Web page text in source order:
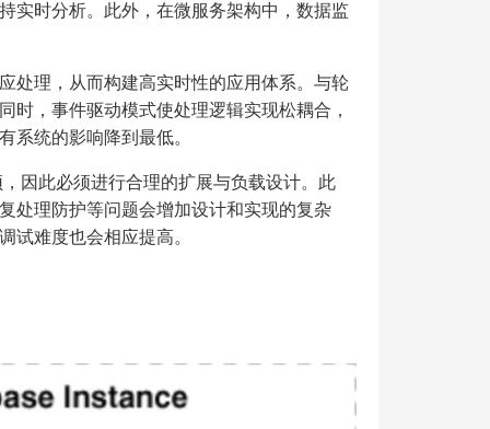
实时分析。此外，在微服务架构中，数据监
处理，从而构建高实时性的应用体系。与轮
时，事件驱动模式使处理逻辑实现松耦合，
系统的影响降到最低。
因此必须进行合理的扩展与负载设计。此
处理防护等问题会增加设计和实现的复杂
试难度也会相应提高。